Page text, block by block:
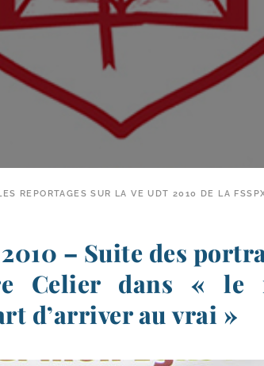
REPORTAGES SUR LA VE UDT 2010 DE LA
– Suite des
Celier dans «
d’arriver au vrai »